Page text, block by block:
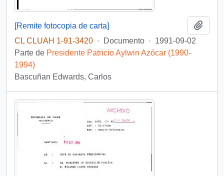
[Remite fotocopia de carta]
CL CLUAH 1-91-3420 · Documento · 1991-09-02
Parte de Presidente Patricio Aylwin Azócar (1990-
1994)
Bascuñan Edwards, Carlos